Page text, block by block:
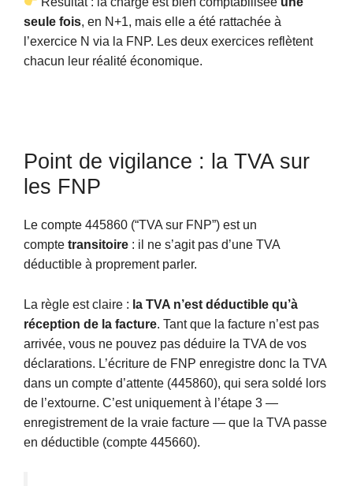
seule fois, en N+1, mais elle a été rattachée à
l’exercice N via la FNP. Les deux exercices reflètent
chacun leur réalité économique.
Point de vigilance : la TVA sur
les FNP
Le compte 445860 (“TVA sur FNP”) est un
compte transitoire : il ne s’agit pas d’une TVA
déductible à proprement parler.
La règle est claire : la TVA n’est déductible qu’à
réception de la facture. Tant que la facture n’est pas
arrivée, vous ne pouvez pas déduire la TVA de vos
déclarations. L’écriture de FNP enregistre donc la TVA
dans un compte d’attente (445860), qui sera soldé lors
de l’extourne. C’est uniquement à l’étape 3 —
enregistrement de la vraie facture — que la TVA passe
en déductible (compte 445660).